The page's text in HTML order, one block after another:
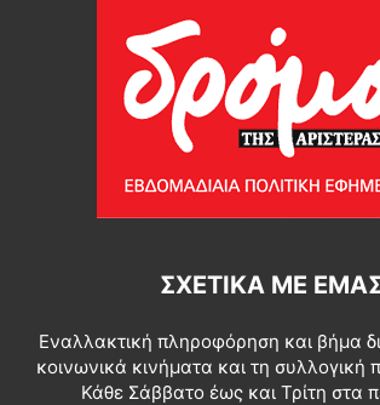
ΣΧΕΤΙΚΆ ΜΕ
Εναλλακτική πληροφόρηση και βήμα
κοινωνικά κινήματα και τη συλλογική
Κάθε Σάββατο έως και Τρίτη στα